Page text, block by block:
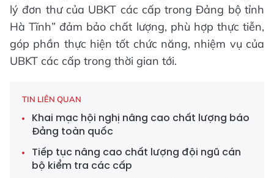
lý đơn thư của UBKT các cấp trong Đảng bộ tỉnh
Hà Tĩnh” đảm bảo chất lượng, phù hợp thực tiễn,
góp phần thực hiện tốt chức năng, nhiệm vụ của
UBKT các cấp trong thời gian tới.
TIN LIÊN QUAN
Khai mạc hội nghị nâng cao chất lượng báo
Đảng toàn quốc
Tiếp tục nâng cao chất lượng đội ngũ cán
bộ kiểm tra các cấp